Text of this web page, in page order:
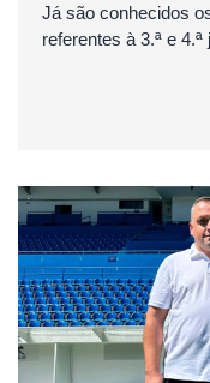
Já são conhecidos
referentes à 3.ª e 4.ª